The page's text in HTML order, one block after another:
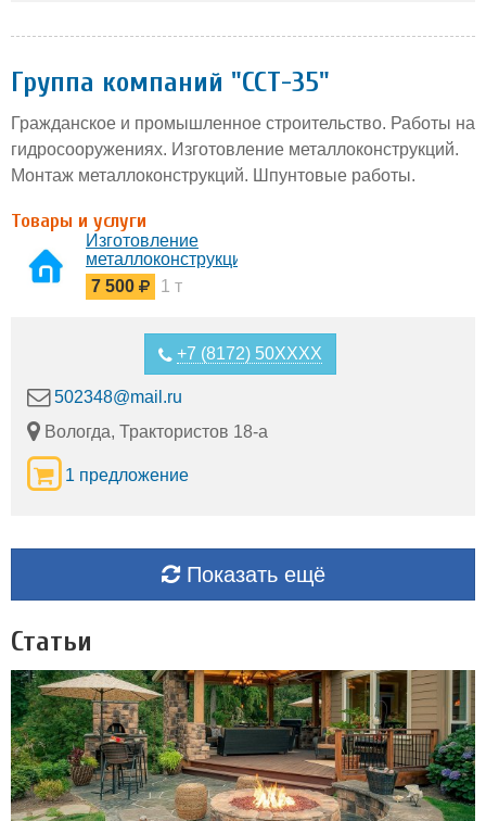
Группа компаний "ССТ-35"
Гражданское и промышленное строительство. Работы на
гидросооружениях. Изготовление металлоконструкций.
Монтаж металлоконструкций. Шпунтовые работы.
Товары и услуги
Изготовление
металлоконструкций
7 500
1 т
+7 (8172) 50XXXX
502348@mail.ru
Вологда, Трактористов 18-а
1 предложение
Показать ещё
Статьи